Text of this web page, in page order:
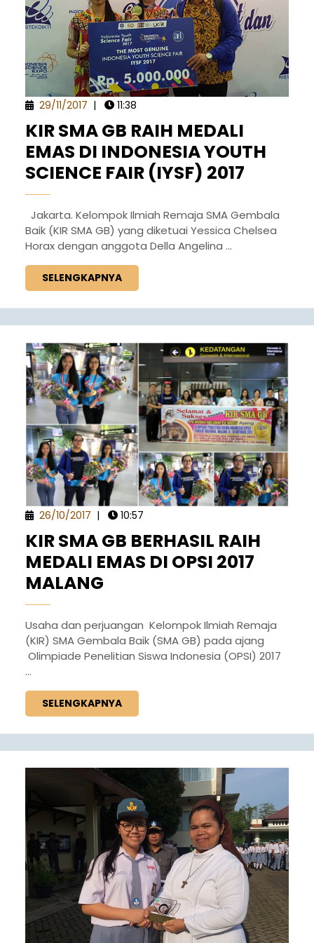
29/11/2017 | 11:38
KIR SMA GB RAIH MEDALI
EMAS DI INDONESIA YOUTH
SCIENCE FAIR (IYSF) 2017
Jakarta. Kelompok Ilmiah Remaja SMA Gembala
Baik (KIR SMA GB) yang diketuai Yessica Chelsea
Horax dengan anggota Della Angelina ...
SELENGKAPNYA
26/10/2017 | 10:57
KIR SMA GB BERHASIL RAIH
MEDALI EMAS DI OPSI 2017
MALANG
Usaha dan perjuangan Kelompok Ilmiah Remaja
(KIR) SMA Gembala Baik (SMA GB) pada ajang
Olimpiade Penelitian Siswa Indonesia (OPSI) 2017
...
SELENGKAPNYA